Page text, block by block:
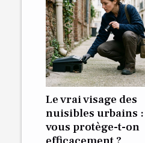
Le vrai visage des
nuisibles urbains :
vous protège-t-on